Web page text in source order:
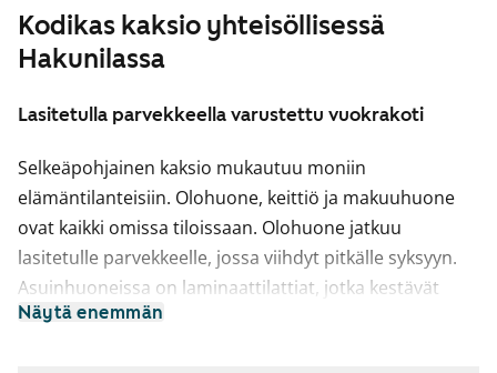
Kodikas kaksio yhteisöllisessä
Hakunilassa
Lasitetulla parvekkeella varustettu vuokrakoti
Selkeäpohjainen kaksio mukautuu moniin
elämäntilanteisiin. Olohuone, keittiö ja makuuhuone
ovat kaikki omissa tiloissaan. Olohuone jatkuu
lasitetulle parvekkeelle, jossa viihdyt pitkälle syksyyn.
Asuinhuoneissa on laminaattilattiat, jotka kestävät
arjen käyttöä. Käytännöllisessä vaatehuoneessa on
Näytä enemmän